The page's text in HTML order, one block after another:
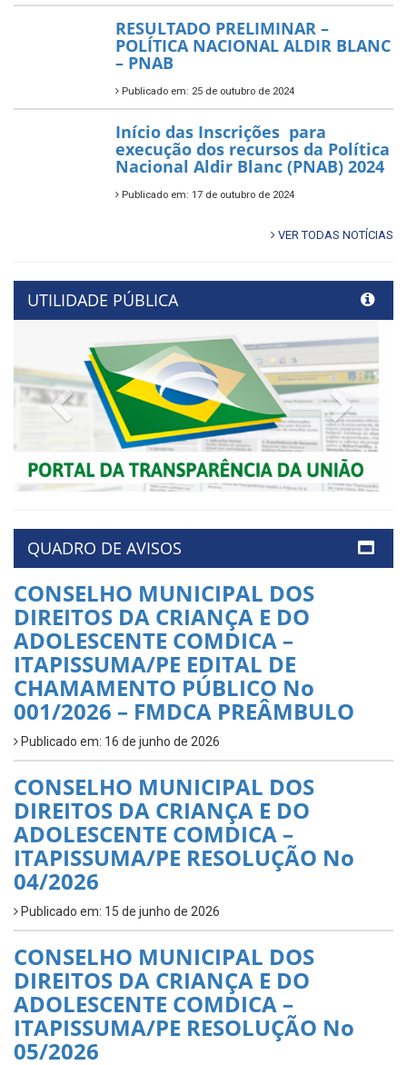
RESULTADO PRELIMINAR –
POLÍTICA NACIONAL ALDIR BLANC
– PNAB
Publicado em: 25 de outubro de 2024
Início das Inscrições para
execução dos recursos da Política
Nacional Aldir Blanc (PNAB) 2024
Publicado em: 17 de outubro de 2024
VER TODAS NOTÍCIAS
UTILIDADE PÚBLICA
Previous Next
QUADRO DE AVISOS
CONSELHO MUNICIPAL DOS
DIREITOS DA CRIANÇA E DO
ADOLESCENTE COMDICA –
ITAPISSUMA/PE EDITAL DE
CHAMAMENTO PÚBLICO No
001/2026 – FMDCA PREÂMBULO
Publicado em: 16 de junho de 2026
CONSELHO MUNICIPAL DOS
DIREITOS DA CRIANÇA E DO
ADOLESCENTE COMDICA –
ITAPISSUMA/PE RESOLUÇÃO No
04/2026
Publicado em: 15 de junho de 2026
CONSELHO MUNICIPAL DOS
DIREITOS DA CRIANÇA E DO
ADOLESCENTE COMDICA –
ITAPISSUMA/PE RESOLUÇÃO No
05/2026